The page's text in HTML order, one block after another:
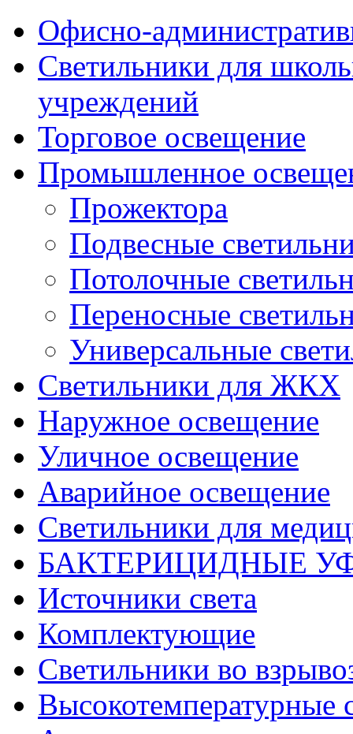
Офисно-
Светильники для
учреждений
Торговое освещение
Промышленное
Прожектора
Подвесные
Потолочные
Переносные
Универсальные
Светильники для ЖКХ
Наружное освещение
Уличное освещение
Аварийное освещение
Светильники для
БАКТЕРИЦИДНЫЕ
Источники света
Комплектующие
Светильники во
Высокотемпературные